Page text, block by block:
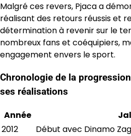
Malgré ces revers, Pjaca a
réalisant des retours réussis et
détermination à revenir sur le
nombreux fans et coéquipiers,
engagement envers le sport.
Chronologie de la
ses réalisations
Année
2012
Début avec Dinamo